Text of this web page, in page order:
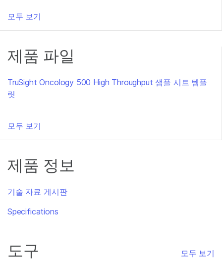
모두 보기
제품 파일
TruSight Oncology 500 High Throughput 샘플 시트 템플
릿
모두 보기
제품 정보
기술 자료 게시판
Specifications
도구 모두 보기